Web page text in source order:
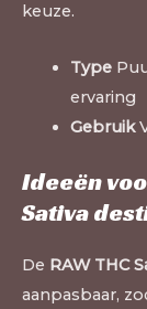
keuze.
Type
ervaring
Gebruik
Ideeën
Sativa
De RAW THC
aanpasbaar,